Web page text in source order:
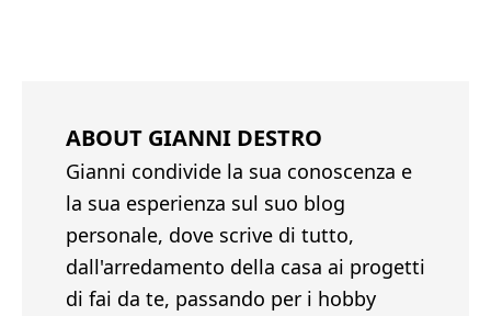
ABOUT GIANNI DESTRO
Gianni condivide la sua conoscenza e
la sua esperienza sul suo blog
personale, dove scrive di tutto,
dall'arredamento della casa ai progetti
di fai da te, passando per i hobby